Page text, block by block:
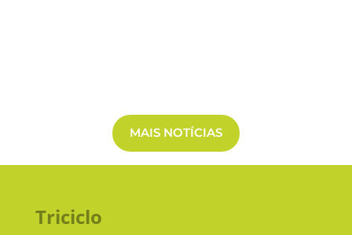
MAIS NOTÍCIAS
Triciclo